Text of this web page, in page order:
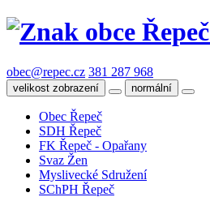
obec@repec.cz 381 287 968
velikost zobrazení normální
Obec Řepeč
SDH Řepeč
FK Řepeč - Opařany
Svaz Žen
Myslivecké Sdružení
SChPH Řepeč